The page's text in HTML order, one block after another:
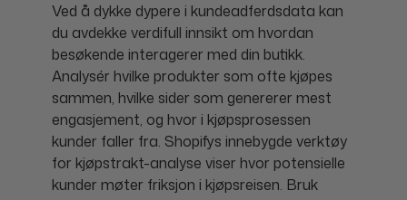
Ved å dykke dypere i kundeadferdsdata kan
du avdekke verdifull innsikt om hvordan
besøkende interagerer med din butikk.
Analysér hvilke produkter som ofte kjøpes
sammen, hvilke sider som genererer mest
engasjement, og hvor i kjøpsprosessen
kunder faller fra. Shopifys innebygde verktøy
for kjøpstrakt-analyse viser hvor potensielle
kunder møter friksjon i kjøpsreisen. Bruk